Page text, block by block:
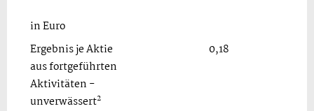
in Euro
Ergebnis je Aktie
aus fortgeführten
Aktivitäten -
unverwässert2
0,18